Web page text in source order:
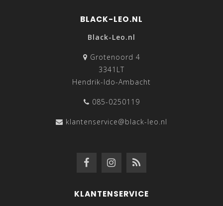
BLACK-LEO.NL
Black-Leo.nl
Grotenoord 4
3341LT
Hendrik-Ido-Ambacht
085-0250119
klantenservice@black-leo.nl
KLANTENSERVICE